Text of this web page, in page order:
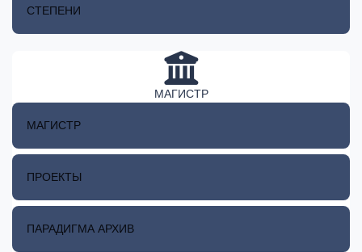
СТЕПЕНИ
МАГИСТР
МАГИСТР
ПРОЕКТЫ
ПАРАДИГМА АРХИВ